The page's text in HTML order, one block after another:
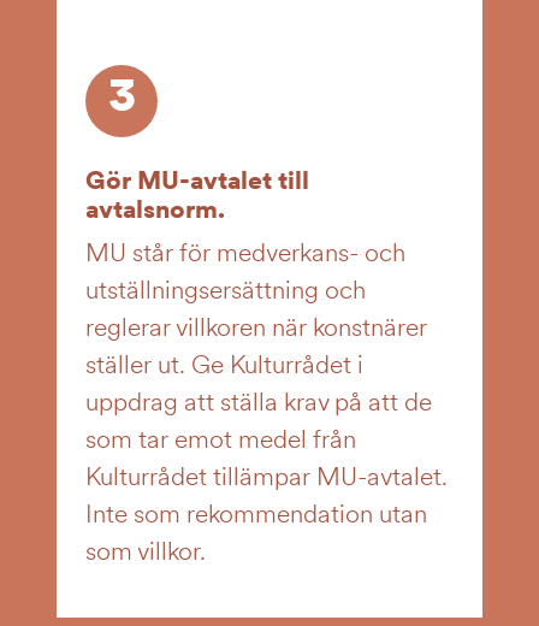
3
Gör MU-avtalet till
avtalsnorm.
MU står för medverkans- och
utställningsersättning och
reglerar villkoren när konstnärer
ställer ut. Ge Kulturrådet i
uppdrag att ställa krav på att de
som tar emot medel från
Kulturrådet tillämpar MU-avtalet.
Inte som rekommendation utan
som villkor.